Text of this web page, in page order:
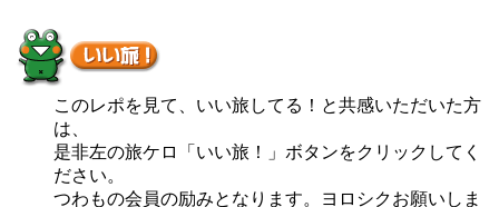
このレポを見て、いい旅してる！と共感いただいた方
は、
是非左の旅ケロ「いい旅！」ボタンをクリックしてく
ださい。
つわもの会員の励みとなります。ヨロシクお願いしま